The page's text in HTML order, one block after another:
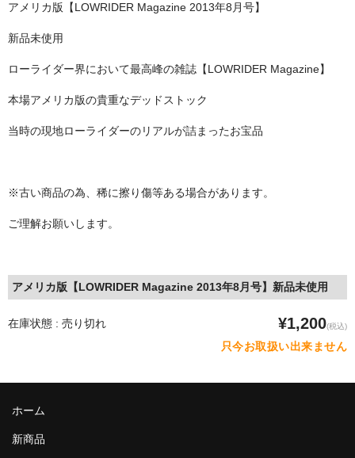
Chicano Life
Brown Pride
全商品（CD/DVD）
MotiveRecords
DVD
アメリカ版【LOWRIDER Magazine 2013年8月号】
新品未使用
ローライダー界において最高峰の雑誌【LOWRIDER Magazine】
本場アメリカ版の貴重なデッドストック
当時の現地ローライダーのリアルが詰まったお宝品
※古い商品の為、稀に擦り傷等ある場合があります。
ご理解お願いします。
アメリカ版【LOWRIDER Magazine 2013年8月号】新品未使用
在庫状態 : 売り切れ ¥1,200(税込)
只今お取扱い出来ません
ホーム
新商品